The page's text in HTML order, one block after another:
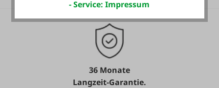
36 Monate
Langzeit-Garantie.
- Service: Impressum